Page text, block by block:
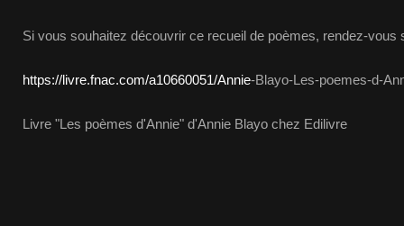
Si vous souhaitez découvrir ce recueil de poèmes, rendez-vous
https://livre.fnac.com/a10660051/Annie-Blayo-Les-poemes-d-
Livre "Les poèmes d'Annie" d'Annie Blayo chez Edilivre